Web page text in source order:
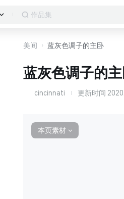
客厅
美间 蓝灰色调子的主卧
蓝灰色调子的
cincinnati 更新时间
本页素材 ∨